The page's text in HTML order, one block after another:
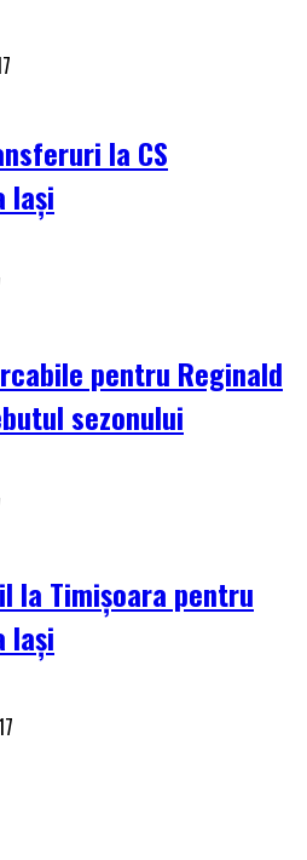
la CS
Iași
pentru Reginald
sezonului
la Timișoara pentru
Iași